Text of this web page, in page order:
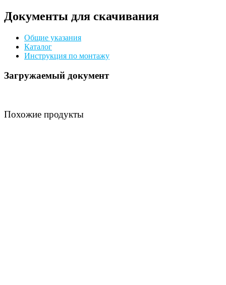
Документы для скачивания
Общие указания
Каталог
Инструкция по монтажу
Загружаемый документ
Похожие продукты